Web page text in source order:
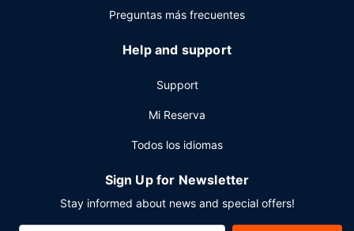
aparcamiento sin asistencia gratuito disponible.
Preguntas más frecuentes
Help and support
Support
Mi Reserva
Todos los idiomas
Sign Up for Newsletter
Stay informed about news and special offers!